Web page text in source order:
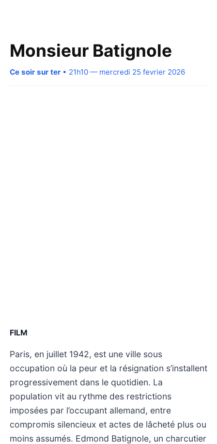
Monsieur Batignole
Ce soir sur ter • 21h10 — mercredi 25 fevrier 2026
FILM
Paris, en juillet 1942, est une ville sous
occupation où la peur et la résignation s’installent
progressivement dans le quotidien. La
population vit au rythme des restrictions
imposées par l’occupant allemand, entre
compromis silencieux et actes de lâcheté plus ou
moins assumés. Edmond Batignole, un charcutier